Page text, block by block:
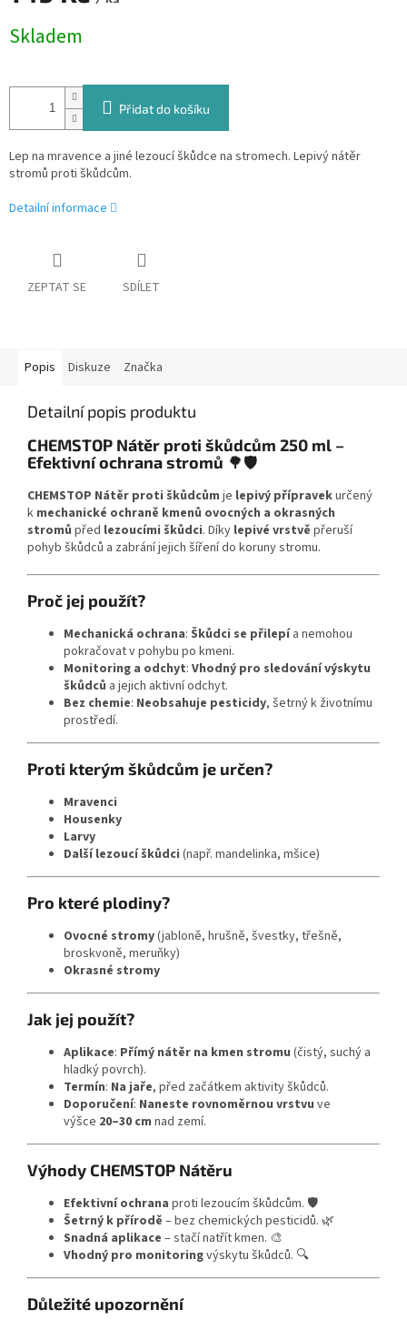
cena:
Skladem
Přidat do košíku
Lep na mravence a jiné lezoucí škůdce na stromech. Lepivý nátěr
stromů proti škůdcům.
Detailní informace
ZEPTAT SE SDÍLET
Popis Diskuze Značka
Detailní popis produktu
CHEMSTOP Nátěr proti škůdcům 250 ml –
Efektivní ochrana stromů 🌳🛡️
CHEMSTOP Nátěr proti škůdcům je lepivý přípravekurčený
k mechanické ochraně kmenů ovocných a okrasných
stromů před lezoucími škůdci. Díky lepivé vrstvě přeruší
pohyb škůdců a zabrání jejich šíření do koruny stromu.
Proč jej použít?
Mechanická ochrana: Škůdci se přilepí a nemohou
pokračovat v pohybu po kmeni.
Monitoring a odchyt: Vhodný pro sledování výskytu
škůdců a jejich aktivní odchyt.
Bez chemie: Neobsahuje pesticidy, šetrný k životnímu
prostředí.
Proti kterým škůdcům je určen?
Mravenci
Housenky
Larvy
Další lezoucí škůdci (např. mandelinka, mšice)
Pro které plodiny?
Ovocné stromy(jabloně, hrušně, švestky, třešně,
broskvoně, meruňky)
Okrasné stromy
Jak jej použít?
Aplikace: Přímý nátěr na kmen stromu (čistý, suchý a
hladký povrch).
Termín: Na jaře, před začátkem aktivity škůdců.
Doporučení: Naneste rovnoměrnou vrstvu ve
výšce 20–30 cm nad zemí.
Výhody CHEMSTOP Nátěru
Efektivní ochrana proti lezoucím škůdcům. 🛡️
Šetrný k přírodě – bez chemických pesticidů. 🌿
Snadná aplikace – stačí natřít kmen. 🎨
Vhodný pro monitoringvýskytu škůdců. 🔍
Důležité upozornění